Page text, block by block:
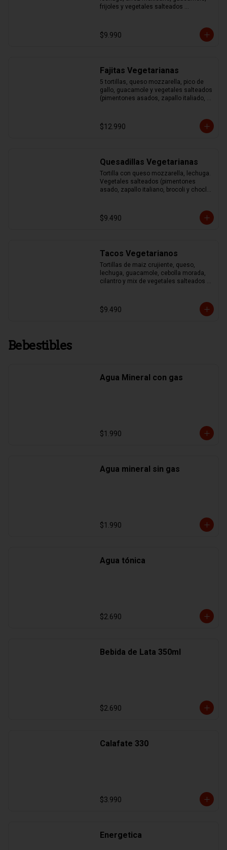
frijoles y vegetales salteados
$9.990
Fajitas Vegetarianas
5 tortillas, queso mozzarella, pico de
gallo, guacamole y vegetales salteados
(pimentones asados, zapallo italiado,
$12.990
Quesadillas Vegetarianas
Tortilla con queso mozzarella, lechuga.
Vegetales salteados (pimentones
asado, zapallo italiano, brocoli y choclo)
$9.490
Tacos Vegetarianos
Tortillas de maiz crujiente, queso,
lechuga, guacamole, cebolla morada,
cilantro y mix de vegetales salteados
$9.490
Bebestibles
Agua Mineral con gas
$1.990
Agua mineral sin gas
$1.990
Agua tónica
$2.690
Bebida de Lata 350ml
$2.690
Calafate 330
$3.990
Energetica